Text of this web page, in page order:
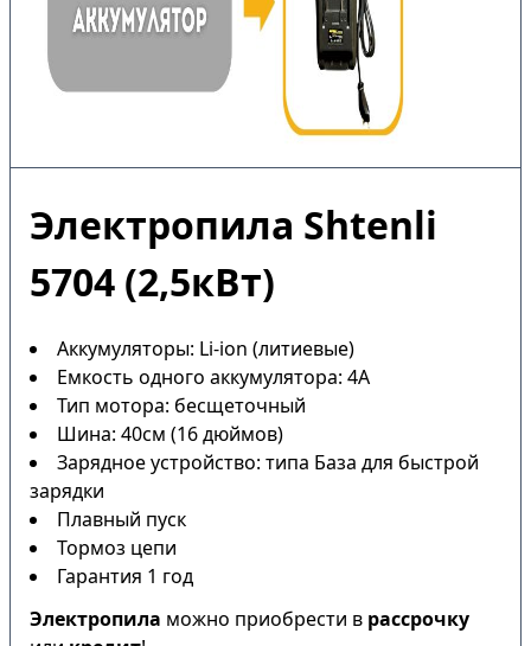
Электропила Shtenli
5704 (2,5кВт)
Аккумуляторы: Li-ion (литиевые)
Емкость одного аккумулятора: 4А
Тип мотора: бесщеточный
Шина: 40см (16 дюймов)
Зарядное устройство: типа База для быстрой
зарядки
Плавный пуск
Тормоз цепи
Гарантия 1 год
Электропила можно приобрести в рассрочку